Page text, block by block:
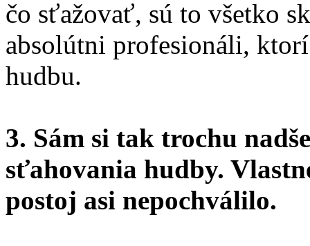
čo sťažovať, sú to všetko
absolútni profesionáli,
hudbu.
3. Sám si tak trochu
sťahovania hudby.
postoj asi nepochválilo.